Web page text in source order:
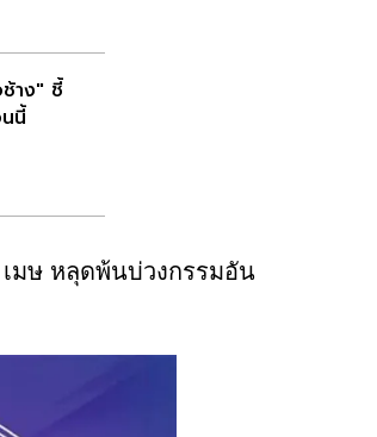
าง" ชี้
นี้
มษ หลุดพ้นบ่วงกรรมอัน